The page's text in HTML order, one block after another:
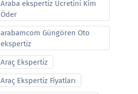
Araba ekspertiz Ücretini Kim
Öder
arabamcom Güngören Oto
ekspertiz
Araç Ekspertiz
Araç Ekspertiz Fiyatları